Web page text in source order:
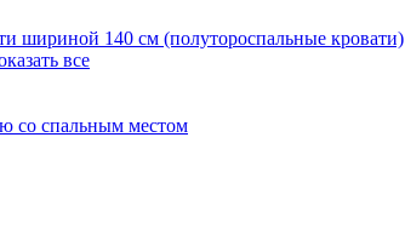
шириной 140 см (полутороспальные кровати)
все
со спальным местом